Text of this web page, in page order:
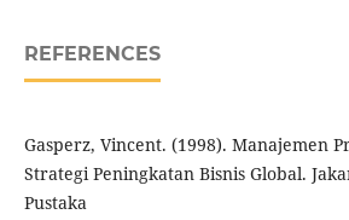
REFERENCES
Gasperz, Vincent. (1998). Manajemen
Strategi Peningkatan Bisnis Global.
Pustaka